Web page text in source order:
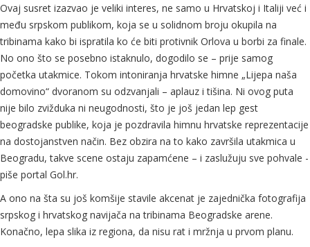
Ovaj susret izazvao je veliki interes, ne samo u Hrvatskoj i Italiji već i
među srpskom publikom, koja se u solidnom broju okupila na
tribinama kako bi ispratila ko će biti protivnik Orlova u borbi za finale.
No ono što se posebno istaknulo, dogodilo se – prije samog
početka utakmice. Tokom intoniranja hrvatske himne „Lijepa naša
domovino“ dvoranom su odzvanjali – aplauz i tišina. Ni ovog puta
nije bilo zvižduka ni neugodnosti, što je još jedan lep gest
beogradske publike, koja je pozdravila himnu hrvatske reprezentacije
na dostojanstven način. Bez obzira na to kako završila utakmica u
Beogradu, takve scene ostaju zapamćene – i zaslužuju sve pohvale -
piše portal Gol.hr.
A ono na šta su još komšije stavile akcenat je zajednička fotografija
srpskog i hrvatskog navijača na tribinama Beogradske arene.
Konačno, lepa slika iz regiona, da nisu rat i mržnja u prvom planu.